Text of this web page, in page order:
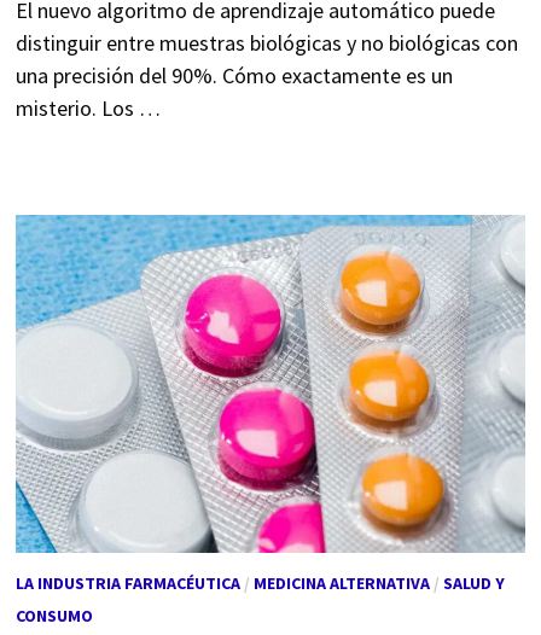
El nuevo algoritmo de aprendizaje automático puede
distinguir entre muestras biológicas y no biológicas con
una precisión del 90%. Cómo exactamente es un
misterio. Los …
LA INDUSTRIA FARMACÉUTICA/ MEDICINA ALTERNATIVA/ SALUD Y
CONSUMO